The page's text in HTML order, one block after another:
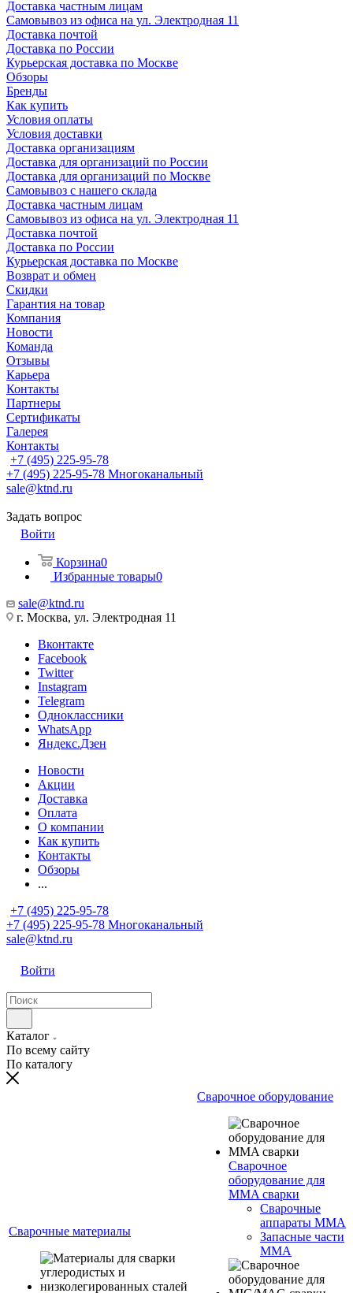
Доставка частным лицам
Самовывоз из офиса на ул. Электродная 11
Доставка почтой
Доставка по России
Курьерская доставка по Москве
Обзоры
Бренды
Как купить
Условия оплаты
Условия доставки
Доставка организациям
Доставка для организаций по России
Доставка для организаций по Москве
Самовывоз с нашего склада
Доставка частным лицам
Самовывоз из офиса на ул. Электродная 11
Доставка почтой
Доставка по России
Курьерская доставка по Москве
Возврат и обмен
Скидки
Гарантия на товар
Компания
Новости
Команда
Отзывы
Карьера
Контакты
Партнеры
Сертификаты
Галерея
Контакты
+7 (495) 225-95-78
+7 (495) 225-95-78 Многоканальный
sale@ktnd.ru
Задать вопрос
Войти
Корзина0
Избранные товары0
sale@ktnd.ru
г. Москва, ул. Электродная 11
Вконтакте
Facebook
Twitter
Instagram
Telegram
Одноклассники
WhatsApp
Яндекс.Дзен
Новости
Акции
Доставка
Оплата
О компании
Как купить
Контакты
Обзоры
...
+7 (495) 225-95-78
+7 (495) 225-95-78 Многоканальный
sale@ktnd.ru
Войти
Каталог
По всему сайту
По каталогу
Сварочные материалы
Сварочное оборудование
Сварочное
оборудование для
MMA сварки
Сварочные
аппараты MMA
Запасные части
MMA